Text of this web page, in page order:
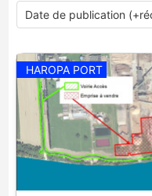
HAROPA PORT